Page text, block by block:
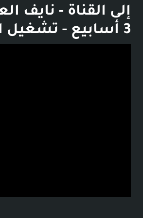
3 أسابيع - تشغيل الفيديو